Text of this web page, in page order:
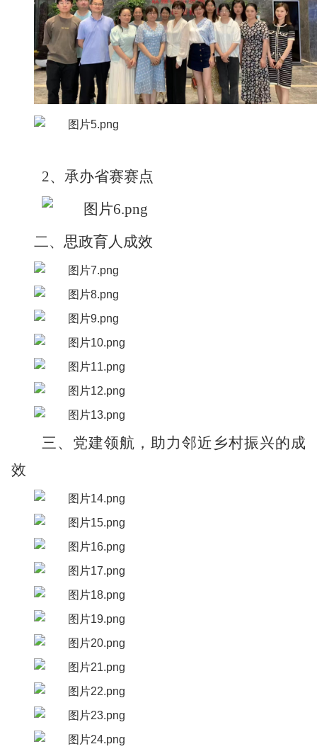
2、承办省赛赛点
二、思政育人成效
三、党建领航，助力邻近乡村振兴的成
效